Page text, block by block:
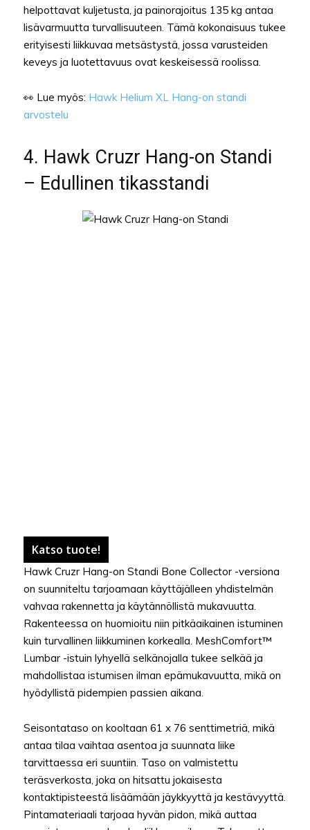
helpottavat kuljetusta, ja painorajoitus 135 kg antaa
lisävarmuutta turvallisuuteen. Tämä kokonaisuus tukee
erityisesti liikkuvaa metsästystä, jossa varusteiden
keveys ja luotettavuus ovat keskeisessä roolissa.
👀 Lue myös: Hawk Helium XL Hang-on standi
arvostelu
4. Hawk Cruzr Hang-on Standi
– Edullinen tikasstandi
Katso tuote!
Hawk Cruzr Hang-on Standi Bone Collector -versiona
on suunniteltu tarjoamaan käyttäjälleen yhdistelmän
vahvaa rakennetta ja käytännöllistä mukavuutta.
Rakenteessa on huomioitu niin pitkäaikainen istuminen
kuin turvallinen liikkuminen korkealla. MeshComfort™
Lumbar -istuin lyhyellä selkänojalla tukee selkää ja
mahdollistaa istumisen ilman epämukavuutta, mikä on
hyödyllistä pidempien passien aikana.
Seisontataso on kooltaan 61 x 76 senttimetriä, mikä
antaa tilaa vaihtaa asentoa ja suunnata liike
tarvittaessa eri suuntiin. Taso on valmistettu
teräsverkosta, joka on hitsattu jokaisesta
kontaktipisteestä lisäämään jäykkyyttä ja kestävyyttä.
Pintamateriaali tarjoaa hyvän pidon, mikä auttaa